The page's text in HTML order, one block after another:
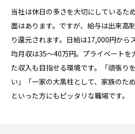
当社は休日の多さを大切にしているた
面はあります。ですが、給与は出来高
り還元されます。日給は17,000円から
均月収は35～40万円。プライベートを
た収入も目指せる環境です。「頑張り
い」「一家の大黒柱として、家族のた
といった方にもピッタリな職場です。